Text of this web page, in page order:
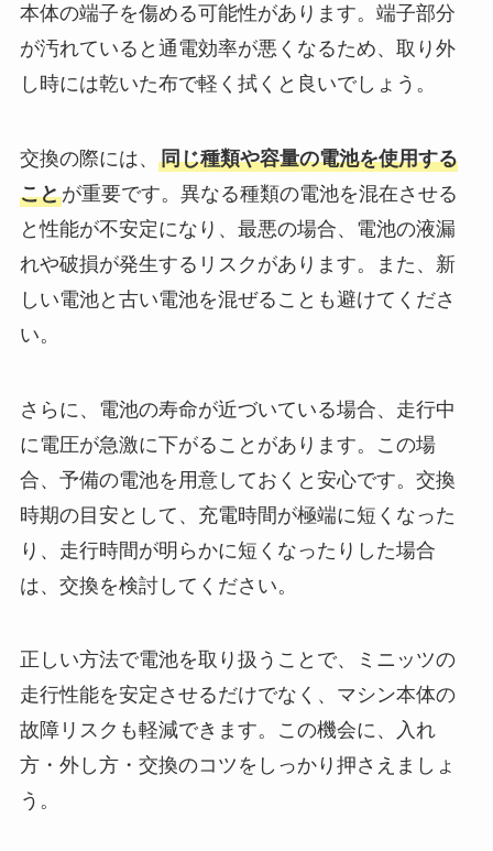
本体の端子を傷める可能性があります。端子部分
が汚れていると通電効率が悪くなるため、取り外
し時には乾いた布で軽く拭くと良いでしょう。
交換の際には、 同じ種類や容量の電池を使用する
ことが重要です。異なる種類の電池を混在させる
と性能が不安定になり、最悪の場合、電池の液漏
れや破損が発生するリスクがあります。また、新
しい電池と古い電池を混ぜることも避けてくださ
い。
さらに、電池の寿命が近づいている場合、走行中
に電圧が急激に下がることがあります。この場
合、予備の電池を用意しておくと安心です。交換
時期の目安として、充電時間が極端に短くなった
り、走行時間が明らかに短くなったりした場合
は、交換を検討してください。
正しい方法で電池を取り扱うことで、ミニッツの
走行性能を安定させるだけでなく、マシン本体の
故障リスクも軽減できます。この機会に、入れ
方・外し方・交換のコツをしっかり押さえましょ
う。